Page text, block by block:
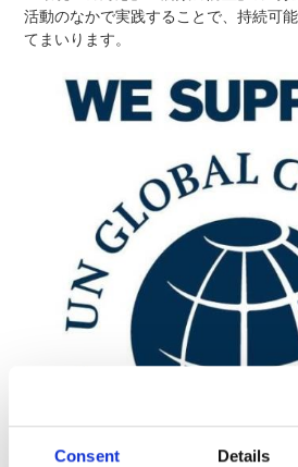
Consent Details
活動のなかで実践することで、持続可
てまいります。